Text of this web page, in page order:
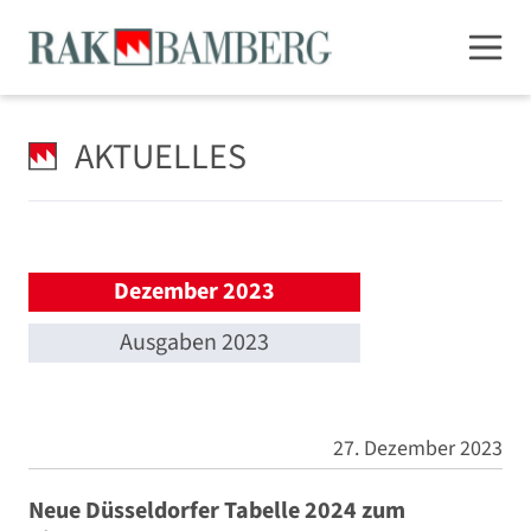
AKTUELLES
Dezember 2023
Ausgaben 2023
27. Dezember 2023
Neue Düsseldorfer Tabelle 2024 zum